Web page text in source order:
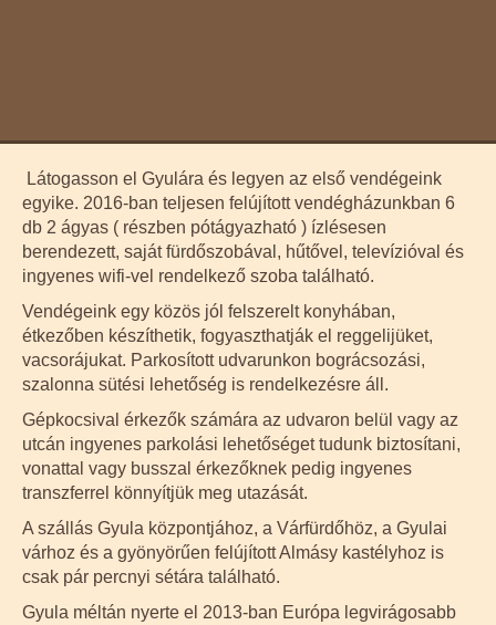
Látogasson el Gyulára és legyen az első vendégeink
egyike. 2016-ban teljesen felújított vendégházunkban 6
db 2 ágyas ( részben pótágyazható ) ízlésesen
berendezett, saját fürdőszobával, hűtővel, televízióval és
ingyenes wifi-vel rendelkező szoba található.
Vendégeink egy közös jól felszerelt konyhában,
étkezőben készíthetik, fogyaszthatják el reggelijüket,
vacsorájukat. Parkosított udvarunkon bográcsozási,
szalonna sütési lehetőség is rendelkezésre áll.
Gépkocsival érkezők számára az udvaron belül vagy az
utcán ingyenes parkolási lehetőséget tudunk biztosítani,
vonattal vagy busszal érkezőknek pedig ingyenes
transzferrel könnyítjük meg utazását.
A szállás Gyula központjához, a Várfürdőhöz, a Gyulai
várhoz és a gyönyörűen felújított Almásy kastélyhoz is
csak pár percnyi sétára található.
Gyula méltán nyerte el 2013-ban Európa legvirágosabb